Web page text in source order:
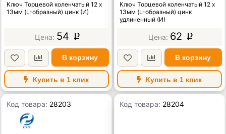
Ключ Торцевой коленчатый 12 х
13мм (L-образный) цинк (И)
54 p
В корзину
Купить в 1 клик
Ключ Торцевой коленчатый 12 х
13мм (L-образный) цинк
удлиненный (И)
62 p
В корзину
Купить в 1 клик
Код товара: 28203 Код товара: 28204